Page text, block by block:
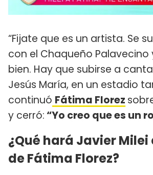
“Fijate que es un artista. Se
con el Chaqueño Palavecino
bien. Hay que subirse a
Jesús María, en un estadio
continuó Fátima Florez
y cerró: “Yo creo que es un
¿Qué hará Javier Milei
de Fátima Florez?